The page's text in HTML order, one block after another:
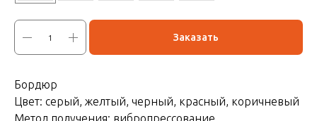
Заказать
Бордюр
Цвет: серый, желтый, черный, красный, коричневый
Метод получения: вибропрессование